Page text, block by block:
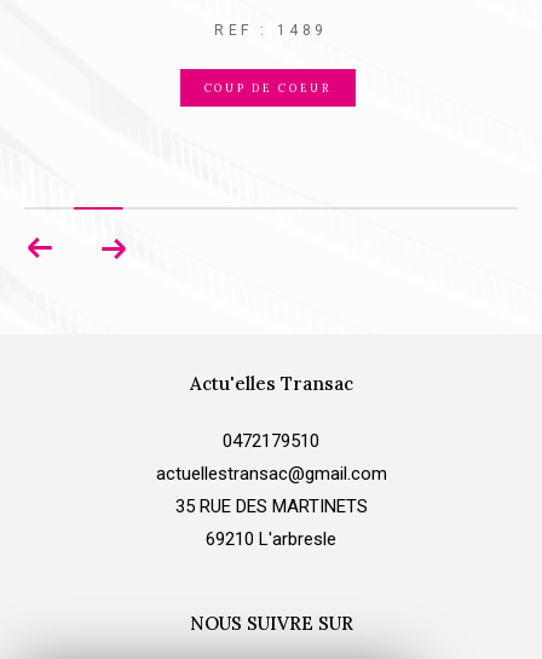
REF : 1489
COUP DE COEUR
Actu'elles Transac
0472179510
actuellestransac@gmail.com
35 RUE DES MARTINETS
69210
l'arbresle
NOUS SUIVRE SUR